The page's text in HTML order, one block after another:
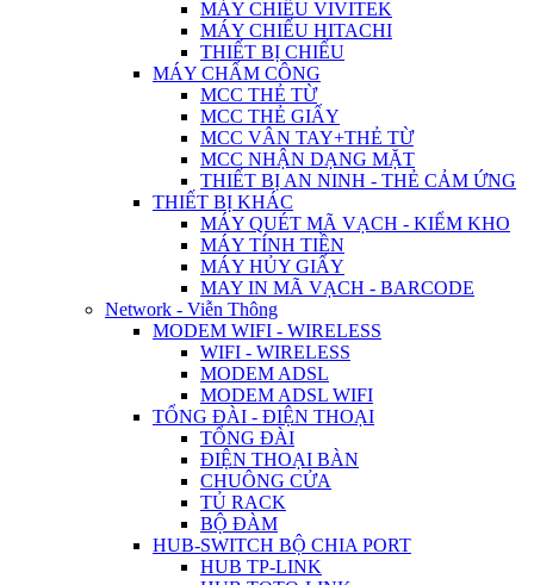
MÁY CHIẾU VIVITEK
MÁY CHIẾU HITACHI
THIẾT BỊ CHIẾU
MÁY CHẤM CÔNG
MCC THẺ TỪ
MCC THẺ GIẤY
MCC VÂN TAY+THẺ TỪ
MCC NHẬN DẠNG MẶT
THIẾT BỊ AN NINH - THẺ CẢM ỨNG
THIẾT BỊ KHÁC
MÁY QUÉT MÃ VẠCH - KIỂM KHO
MÁY TÍNH TIỀN
MÁY HỦY GIẤY
MAY IN MÃ VẠCH - BARCODE
Network - Viễn Thông
MODEM WIFI - WIRELESS
WIFI - WIRELESS
MODEM ADSL
MODEM ADSL WIFI
TỔNG ĐÀI - ĐIỆN THOẠI
TỔNG ĐÀI
ĐIỆN THOẠI BÀN
CHUÔNG CỬA
TỦ RACK
BỘ ĐÀM
HUB-SWITCH BỘ CHIA PORT
HUB TP-LINK